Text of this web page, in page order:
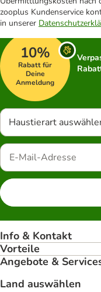
zooplus Kundenservice
in unserer
10%
Rabatt für
Deine
Anmeldung
Haustierart
Info & Kontakt
Vorteile
Angebote &
Land auswählen